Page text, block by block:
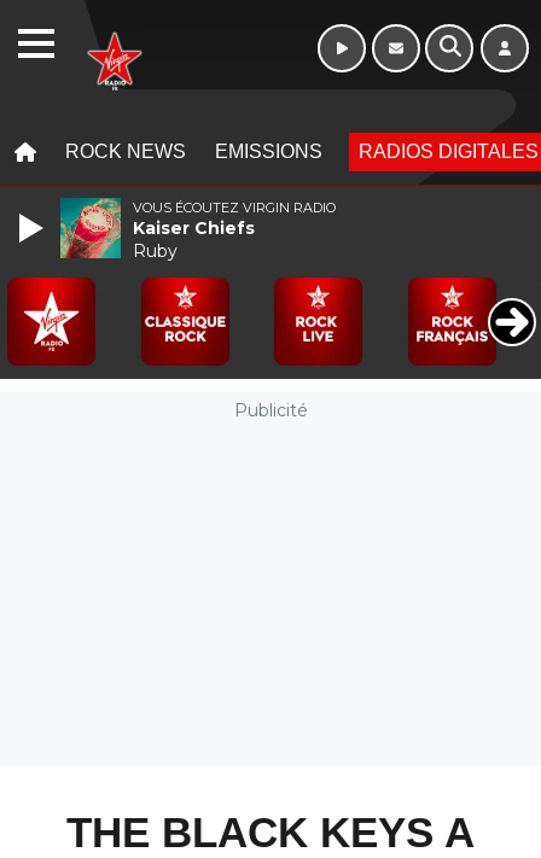
ROCK NEWS EMISSIONS RADIOS DIGITALES
Publicité
THE BLACK KEYS A
VOUS ÉCOUTEZ VIRGIN RADIO
Kaiser Chiefs
Ruby
WEBRADIO